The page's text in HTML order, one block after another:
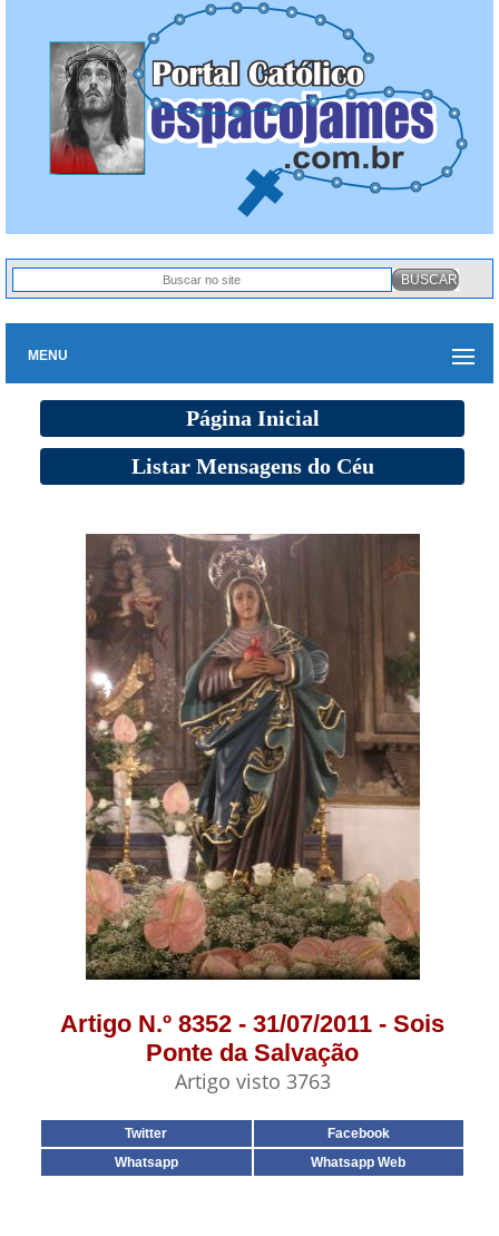
MENU
Página Inicial
Listar Mensagens do Céu
Artigo N.º 8352 - 31/07/2011 - Sois
Ponte da Salvação
Artigo visto 3763
Twitter
Facebook
Whatsapp
Whatsapp Web